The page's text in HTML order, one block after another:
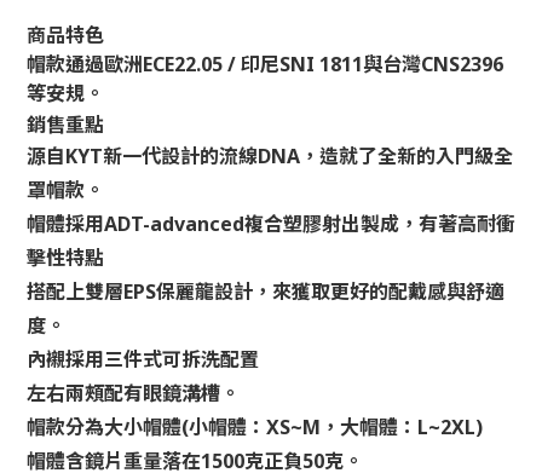
商品特色
帽款通過歐洲ECE22.05 / 印尼SNI 1811與台灣CNS2396
等安規。
銷售重點
源自KYT新一代設計的流線DNA，造就了全新的入門級全
罩帽款。
帽體採用ADT-advanced複合塑膠射出製成，有著高耐衝
擊性特點
搭配上雙層EPS保麗龍設計，來獲取更好的配戴感與舒適
度。
內襯採用三件式可拆洗配置
左右兩頰配有眼鏡溝槽。
帽款分為大小帽體(小帽體：XS~M，大帽體：L~2XL)
帽體含鏡片重量落在1500克正負50克。